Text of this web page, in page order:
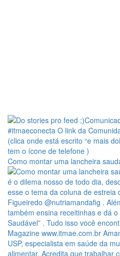
Como montar uma lancheira